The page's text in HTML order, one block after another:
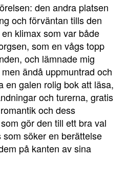
den andra platsen
och förväntan tills den
klimax som var både
som en vågs topp
och lämnade mig
ändå uppmuntrad och
en galen rolig bok att läsa,
och turerna, gratis
och dess
gör den till ett bra val
söker en berättelse
på kanten av sina